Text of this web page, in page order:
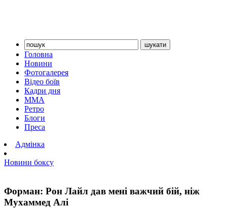
Головна
Новини
Фотогалерея
Відео боїв
Кадри дня
ММА
Ретро
Блоги
Преса
Адмінка
Новини боксу
Форман: Рон Лайл дав мені важчий бій, ніж
Мухаммед Алі